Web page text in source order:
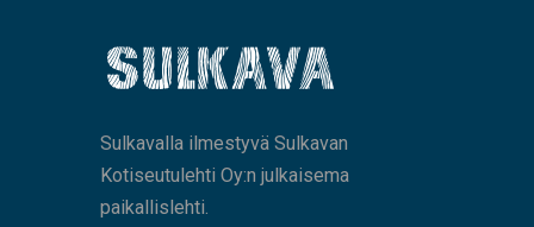
Sulkavalla ilmestyvä Sulkavan
Kotiseutulehti Oy:n julkaisema
paikallislehti.